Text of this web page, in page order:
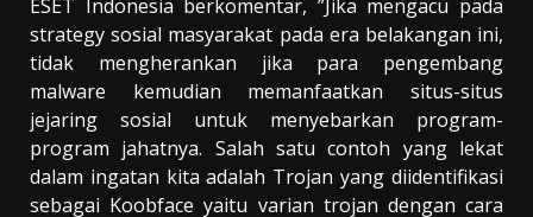
ESET Indonesia berkomentar, ”Jika mengacu pada
strategy sosial masyarakat pada era belakangan ini,
tidak mengherankan jika para pengembang
malware kemudian memanfaatkan situs-situs
jejaring sosial untuk menyebarkan program-
program jahatnya. Salah satu contoh yang lekat
dalam ingatan kita adalah Trojan yang diidentifikasi
sebagai Koobface yaitu varian trojan dengan cara